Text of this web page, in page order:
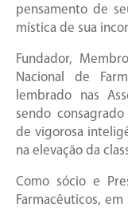
pensamento de
mística de sua
Fundador,
Nacional de
lembrado nas
sendo
de vigorosa
na elevação da
Como sócio e
Farmacêuticos,